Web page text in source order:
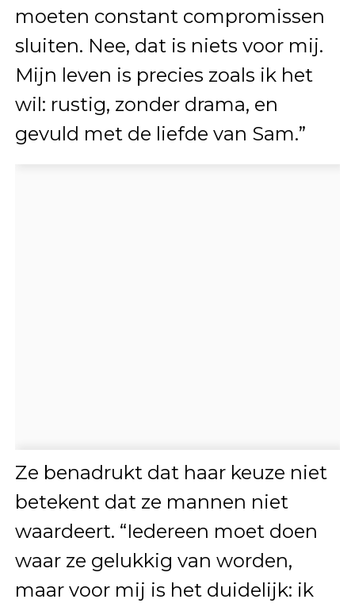
moeten constant compromissen
sluiten. Nee, dat is niets voor mij.
Mijn leven is precies zoals ik het
wil: rustig, zonder drama, en
gevuld met de liefde van Sam.”
Ze benadrukt dat haar keuze niet
betekent dat ze mannen niet
waardeert. “Iedereen moet doen
waar ze gelukkig van worden,
maar voor mij is het duidelijk: ik